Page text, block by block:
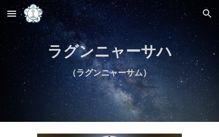
Skip to main content Skip to navigation
ラグンニャーサハ
（ラグンニャーサム）